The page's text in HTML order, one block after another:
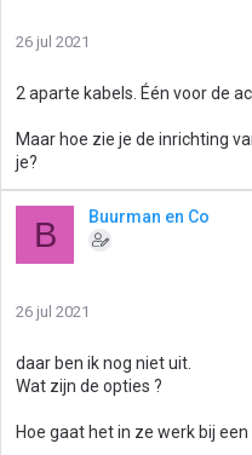
26 jul 2021
2 aparte kabels. Één voor de
Maar hoe zie je de inrichting
je?
B Buurman en Co
26 jul 2021
daar ben ik nog niet uit.
Wat zijn de opties ?
Hoe gaat het in ze werk bij